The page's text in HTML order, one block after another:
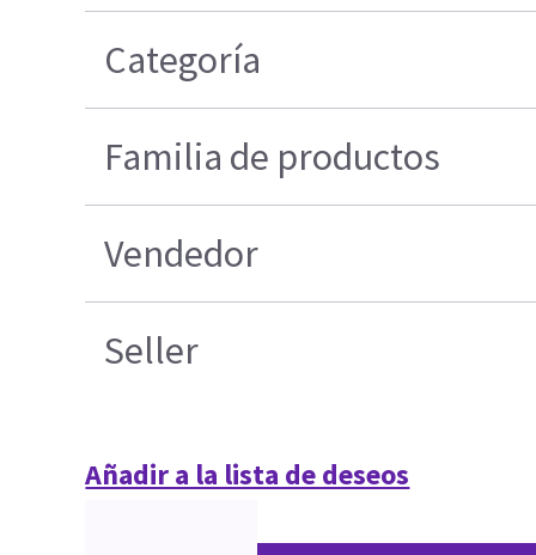
Categoría
Familia de productos
Vendedor
Seller
Añadir a la lista de deseos